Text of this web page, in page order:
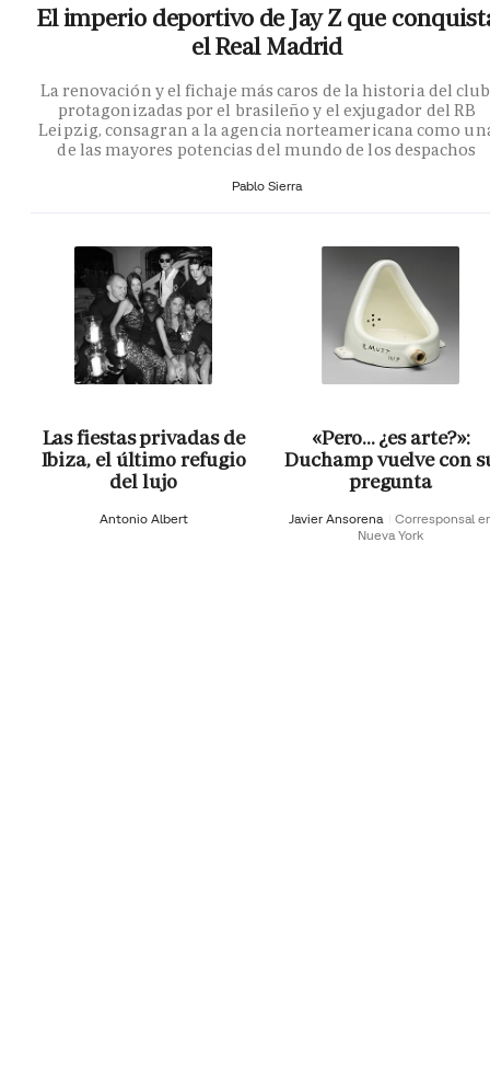
El imperio deportivo de Jay Z que
el Real Madrid
La renovación y el fichaje más caros de la historia del
protagonizadas por el brasileño y el exjugador del RB
Leipzig, consagran a la agencia norteamericana como
de las mayores potencias del mundo de los despachos
Pablo Sierra
Las fiestas privadas de
Ibiza, el último refugio
del lujo
Antonio Albert
«Pero… ¿es arte?»:
Duchamp vuelve con
pregunta
Javier Ansorena
Corresponsal
Nueva York